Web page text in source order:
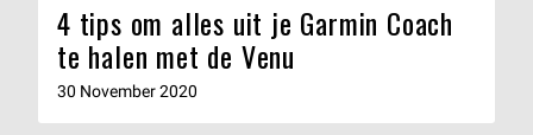
4 tips om alles uit je Garmin Coach
te halen met de Venu
30 November 2020